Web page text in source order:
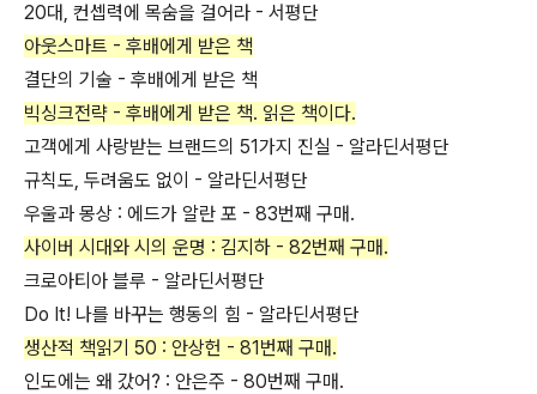
20대, 컨셉력에 목숨을 걸어라 - 서평단
아웃스마트 - 후배에게 받은 책
결단의 기술 - 후배에게 받은 책
빅싱크전략 - 후배에게 받은 책. 읽은 책이다.
고객에게 사랑받는 브랜드의 51가지 진실 - 알라딘서평단
규칙도, 두려움도 없이 - 알라딘서평단
우울과 몽상 : 에드가 알란 포 - 83번째 구매.
사이버 시대와 시의 운명 : 김지하 - 82번째 구매.
크로아티아 블루 - 알라딘서평단
Do It! 나를 바꾸는 행동의 힘 - 알라딘서평단
생산적 책읽기 50 : 안상헌 - 81번째 구매.
인도에는 왜 갔어? : 안은주 - 80번째 구매.